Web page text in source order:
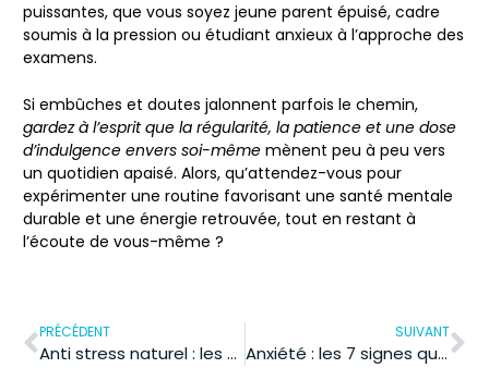
puissantes, que vous soyez jeune parent épuisé, cadre
soumis à la pression ou étudiant anxieux à l’approche des
examens.
Si embûches et doutes jalonnent parfois le chemin,
gardez à l’esprit que la régularité, la patience et une dose
d’indulgence envers soi-même mènent peu à peu vers
un quotidien apaisé. Alors, qu’attendez-vous pour
expérimenter une routine favorisant une santé mentale
durable et une énergie retrouvée, tout en restant à
l’écoute de vous-même ?
PRÉCÉDENT
Anti stress naturel : les 7 solutions pour apaiser l’anxiété naturellement
SUIVANT
Anxiété : les 7 signes qui doivent alerter sur la santé